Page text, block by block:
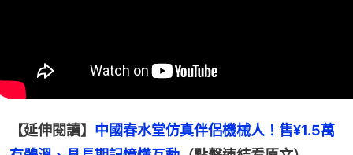
【延伸閱讀】 中國春水堂仿真伴侶機械人！售¥1.5萬